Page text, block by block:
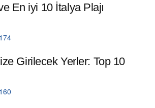
En iyi 10 İtalya Plajı
174
Girilecek Yerler: Top 10
160